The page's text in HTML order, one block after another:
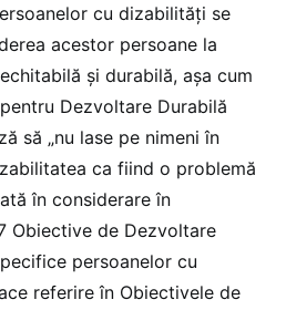
cu dizabilităţi se
acestor persoane la
şi durabilă, aşa cum
Dezvoltare Durabilă
să „nu lase pe nimeni în
ca fiind o problemă
în considerare în
Obiective de Dezvoltare
persoanelor cu
referire în Obiectivele de